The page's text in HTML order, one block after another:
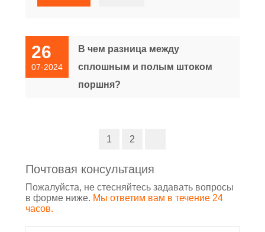
26
07-2024
В чем разница между
сплошным и полым штоком
поршня?
1 2
Почтовая консультация
Пожалуйста, не стесняйтесь задавать вопросы
в форме ниже. Мы ответим вам в течение 24
часов.